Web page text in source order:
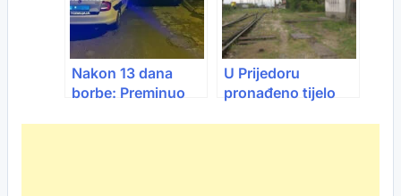
Nakon 13 dana
borbe: Preminuo
U Prijedoru
pronađeno tijelo